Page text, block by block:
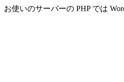
お使いのサーバーの PHP では